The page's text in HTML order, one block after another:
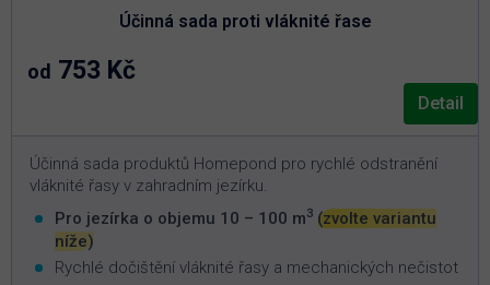
Účinná sada proti vláknité řase
je
5,0
od 753 Kč
Detail
Účinná sada produktů Homepond pro rychlé odstranění
vláknité řasy v zahradním jezírku.
Pro jezírka o objemu 10 – 100 m3 (zvolte variantu
níže)
Rychlé dočištění vláknité řasy a mechanických nečistot